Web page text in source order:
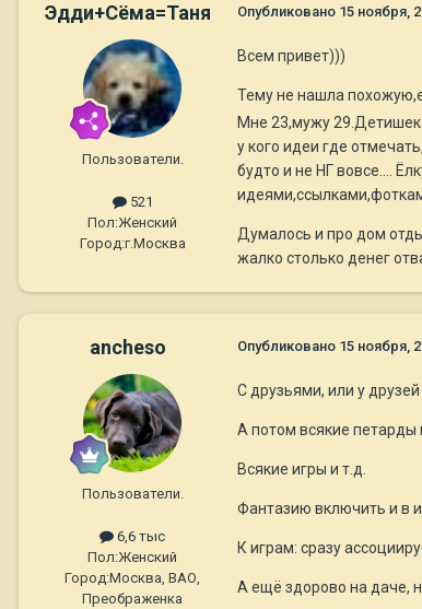
Эдди+Сёма=Таня
Пользователи.
521
Пол:Женский
Город:г.Москва
Опубликовано 15 ноября,
Всем привет)))
Тему не нашла
Мне 23,мужу 29.Детишек
у кого идеи где
будто и не НГ вовсе....
Думалось и про дом
жалко столько денег
ancheso
Пользователи.
6,6 тыс
Пол:Женский
Город:Москва, ВАО,
Преображенка
Опубликовано 15 ноября,
С друзьями, или у друзей
А потом всякие петарды
Всякие игры и т.д.
Фантазию включить и в
К играм: сразу
А ещё здорово на даче,